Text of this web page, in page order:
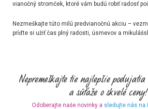
vianočný stromček, ktoré vám budú robiť radosť
Nezmeškajte túto milú predvianočnú akciu –
príďte si užiť čas plný radosti, úsmevov a
Odoberajte naše novinky a sledujte nás na